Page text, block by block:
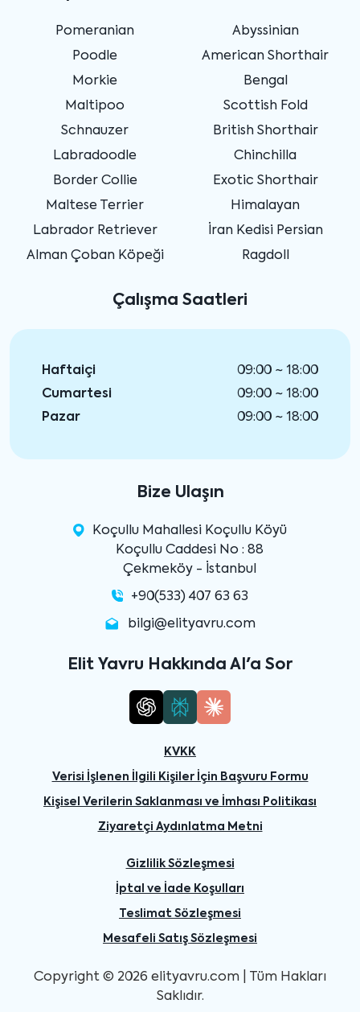
Pomeranian
Poodle
Morkie
Maltipoo
Schnauzer
Labradoodle
Border Collie
Maltese Terrier
Labrador Retriever
Alman Çoban Köpeği
Abyssinian
American Shorthair
Bengal
Scottish Fold
British Shorthair
Chinchilla
Exotic Shorthair
Himalayan
İran Kedisi Persian
Ragdoll
Çalışma Saatleri
Haftaiçi
09:00 ~ 18:00
Cumartesi
09:00 ~ 18:00
Pazar
09:00 ~ 18:00
Bize Ulaşın
Koçullu Mahallesi Koçullu Köyü
Koçullu Caddesi No : 88
Çekmeköy - İstanbul
+90(533) 407 63 63
bilgi@elityavru.com
Elit Yavru Hakkında AI'a Sor
KVKK
Verisi İşlenen İlgili Kişiler İçin Başvuru Formu
Kişisel Verilerin Saklanması ve İmhası Politikası
Ziyaretçi Aydınlatma Metni
Gizlilik Sözleşmesi
İptal ve İade Koşulları
Teslimat Sözleşmesi
Mesafeli Satış Sözleşmesi
Copyright © 2026 elityavru.com | Tüm Hakları
Saklıdır.